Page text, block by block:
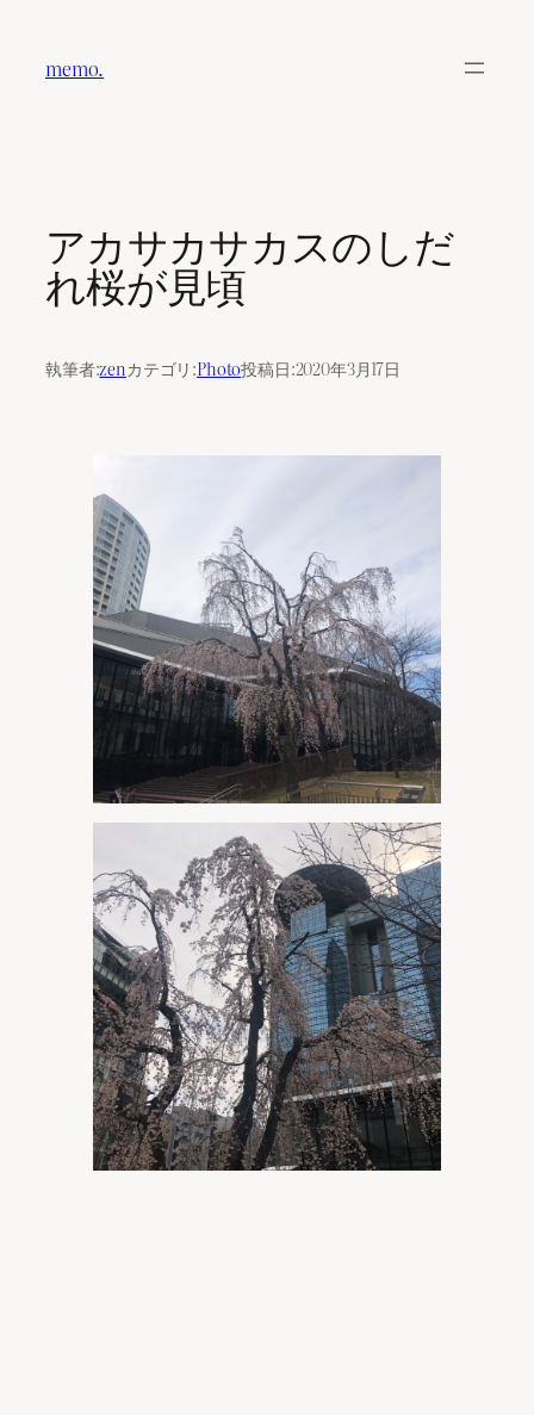
memo.
アカサカサカスのしだ
れ桜が見頃
執筆者:zenカテゴリ:Photo投稿日:2020年3月17日